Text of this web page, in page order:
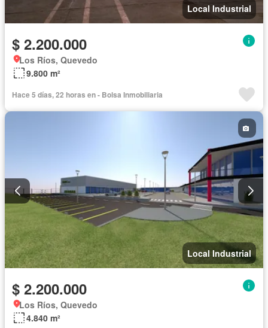
Local Industrial
$ 2.200.000
Los Ríos, Quevedo
9.800 m²
Hace 5 días, 22 horas en - Bolsa Inmobiliaria
Local Industrial
$ 2.200.000
Los Ríos, Quevedo
4.840 m²